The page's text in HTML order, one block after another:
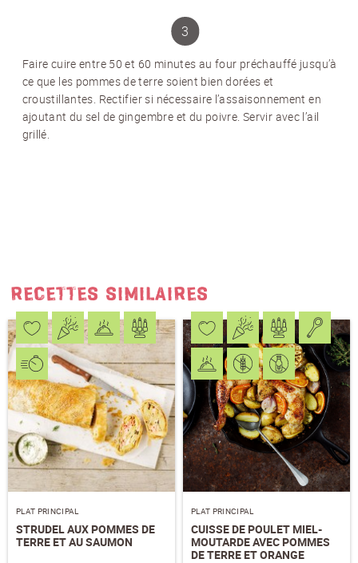
Faire cuire entre 50 et 60 minutes au four préchauffé jusqu’à
ce que les pommes de terre soient bien dorées et
croustillantes. Rectifier si nécessaire l’assaisonnement en
ajoutant du sel de gingembre et du poivre. Servir avec l’ail
grillé.
RECETTES SIMILAIRES
PLAT PRINCIPAL
STRUDEL AUX POMMES DE
TERRE ET AU SAUMON
PLAT PRINCIPAL
CUISSE DE POULET MIEL-
MOUTARDE AVEC POMMES
DE TERRE ET ORANGE
NEWSLETTER
Inscrivez-vous et recevez 12 fois par an les
NOM *
J'accepteles conditions généralesetla
protection des données *
S'ABONNER AU NEWSLETTER